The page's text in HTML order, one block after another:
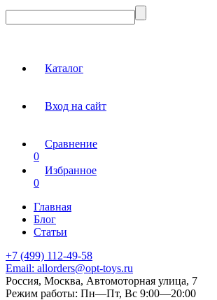
Каталог
Вход на сайт
Сравнение
0
Избранное
0
Главная
Блог
Статьи
+7 (499) 112-49-58
Email: allorders@opt-toys.ru
Россия, Москва, Автомоторная улица, 7
Режим работы: Пн—Пт, Вс 9:00—20:00